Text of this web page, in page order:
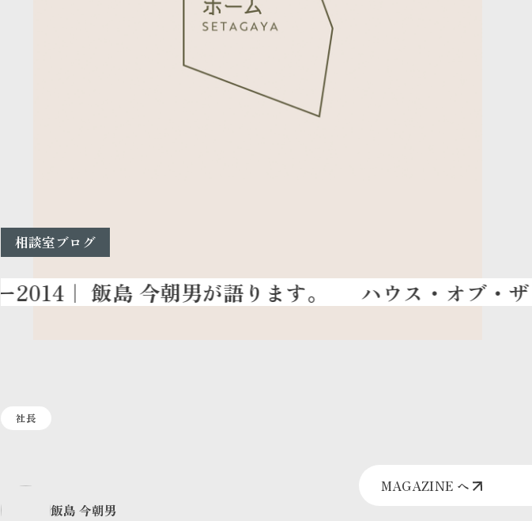
相談室ブログ
ハウス・オブ・ザ・イ
社長
MAGAZINE へ
飯島 今朝男